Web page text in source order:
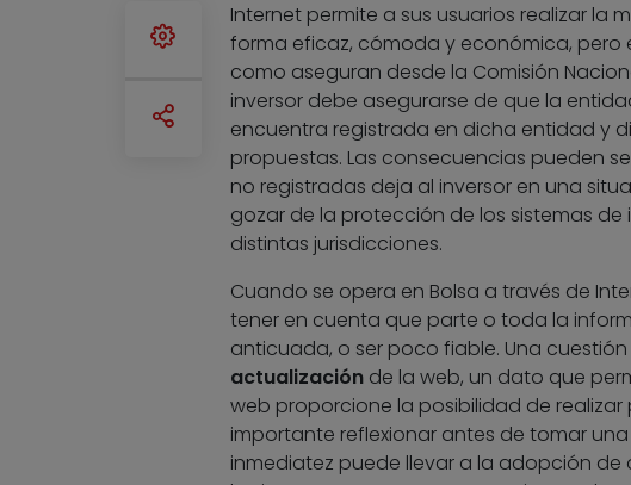
Internet permite a sus usuarios realizar la
forma eficaz, cómoda y económica, pero
como aseguran desde la Comisión
inversor debe asegurarse de que la
encuentra registrada en dicha entidad y
propuestas. Las consecuencias pueden
no registradas deja al inversor en una
gozar de la protección de los sistemas
distintas jurisdicciones.
Cuando se opera en Bolsa a través de
tener en cuenta que parte o toda la
anticuada, o ser poco fiable. Una
actualizaciónde la web, un dato que
web proporcione la posibilidad de
importante reflexionar antes de tomar
inmediatez puede llevar a la adopción